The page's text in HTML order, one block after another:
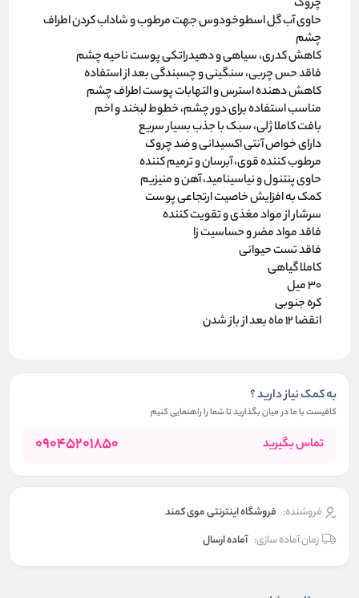
چروک
حاوی آب گل اسطوخودوس جهت مرطوب و شاداب کردن اطراف
چشم
کاهش کدری، سیاهی و دهیدراتکی پوست ناحیه چشم
فاقد حس چربی، سنگینی و چسبندگی بعد از استفاده
کاهش دهنده استرس و التهابات پوست اطراف چشم
مناسب استفاده برای دور چشم، خطوط لبخند و اخم
بافت کاملا ژلی، سبک با جذب بسیار سریع
دارای خواص آنتی اکسیدانی و ضد چروک
مرطوب کننده قوی، آبرسان و ترمیم کننده
حاوی پنتنول و نیاسینامید، آهن و منیزیم
کمک به افزایش خاصیت ارتجاعی پوست
سرشار از مواد مغذی و تقویت کننده
فاقد مواد مضر و حساسیت زا
فاقد تست حیوانی
کاملا گیاهی
30 میل
کره جنوبی
انقضا 12 ماه بعد از باز شدن
به کمک نیاز دارید ؟
کافیست با ما در میان بگذارید تا شما را راهنمایی کنیم
تماس بگیرید 09045201850
فروشنده: فروشگاه اینترنتی موی کمند
زمان آماده سازی: آماده ارسال